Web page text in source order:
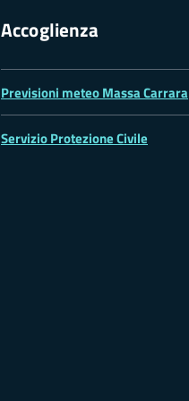
Accoglienza
Previsioni meteo Massa Carrara
Servizio Protezione Civile